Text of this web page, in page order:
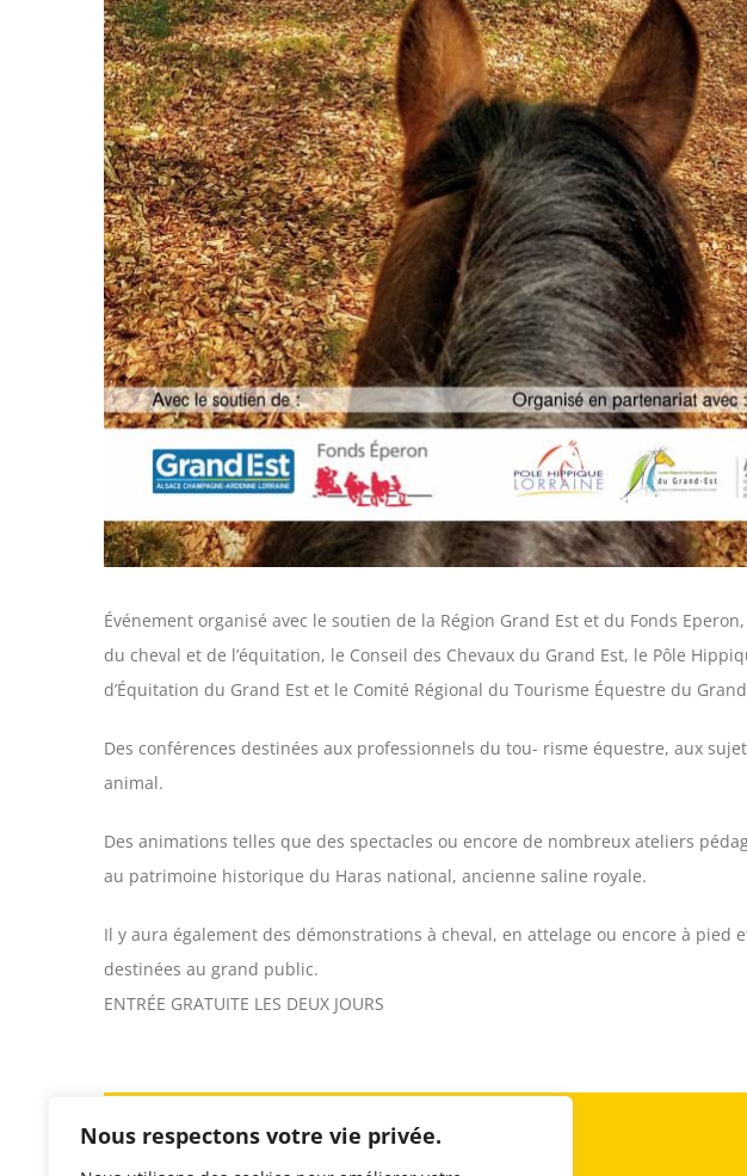
Nous respectons votre vie privée.
Événement organisé avec le soutien de la Région Grand Est et du Fonds
du cheval et de l’équitation, le Conseil des Chevaux du Grand Est, le Pôle
d’Équitation du Grand Est et le Comité Régional du Tourisme Équestre du
Des conférences destinées aux professionnels du tou- risme équestre, aux
animal.
Des animations telles que des spectacles ou encore de nombreux ateliers
au patrimoine historique du Haras national, ancienne saline royale.
Il y aura également des démonstrations à cheval, en attelage ou encore à pied
destinées au grand public.
ENTRÉE GRATUITE LES DEUX JOURS
Partager sur les réseaux sociaux :